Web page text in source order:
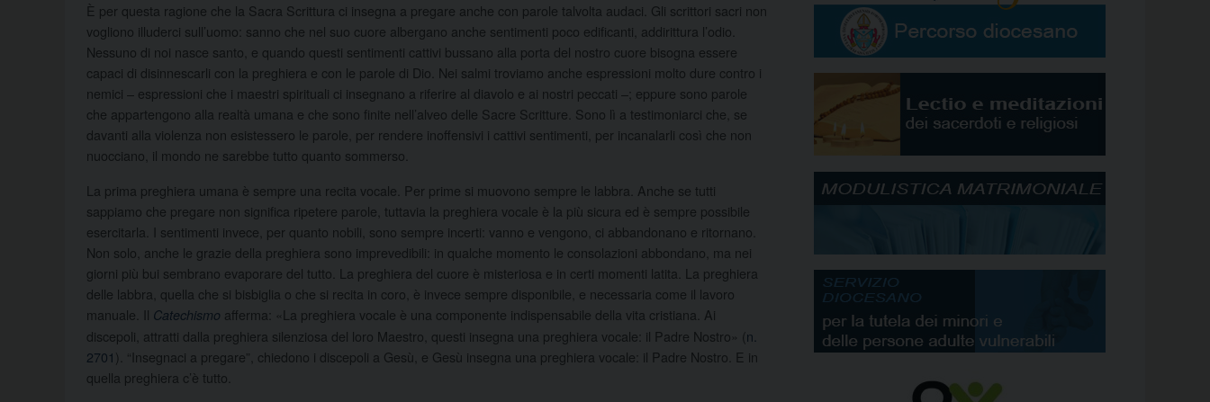
È per questa ragione che la Sacra Scrittura ci insegna a pregare anche con parole talvolta audaci. Gli scrittori sacri non
vogliono illuderci sull’uomo: sanno che nel suo cuore albergano anche sentimenti poco edificanti, addirittura l’odio.
Nessuno di noi nasce santo, e quando questi sentimenti cattivi bussano alla porta del nostro cuore bisogna essere
capaci di disinnescarli con la preghiera e con le parole di Dio. Nei salmi troviamo anche espressioni molto dure contro i
nemici – espressioni che i maestri spirituali ci insegnano a riferire al diavolo e ai nostri peccati –; eppure sono parole
che appartengono alla realtà umana e che sono finite nell’alveo delle Sacre Scritture. Sono lì a testimoniarci che, se
davanti alla violenza non esistessero le parole, per rendere inoffensivi i cattivi sentimenti, per incanalarli così che non
nuocciano, il mondo ne sarebbe tutto quanto sommerso.
La prima preghiera umana è sempre una recita vocale. Per prime si muovono sempre le labbra. Anche se tutti
sappiamo che pregare non significa ripetere parole, tuttavia la preghiera vocale è la più sicura ed è sempre possibile
esercitarla. I sentimenti invece, per quanto nobili, sono sempre incerti: vanno e vengono, ci abbandonano e ritornano.
Non solo, anche le grazie della preghiera sono imprevedibili: in qualche momento le consolazioni abbondano, ma nei
giorni più bui sembrano evaporare del tutto. La preghiera del cuore è misteriosa e in certi momenti latita. La preghiera
delle labbra, quella che si bisbiglia o che si recita in coro, è invece sempre disponibile, e necessaria come il lavoro
manuale. Il Catechismo afferma: «La preghiera vocale è una componente indispensabile della vita cristiana. Ai
discepoli, attratti dalla preghiera silenziosa del loro Maestro, questi insegna una preghiera vocale: il Padre Nostro» (n.
2701 ). “Insegnaci a pregare”, chiedono i discepoli a Gesù, e Gesù insegna una preghiera vocale: il Padre Nostro. E in
quella preghiera c’è tutto.